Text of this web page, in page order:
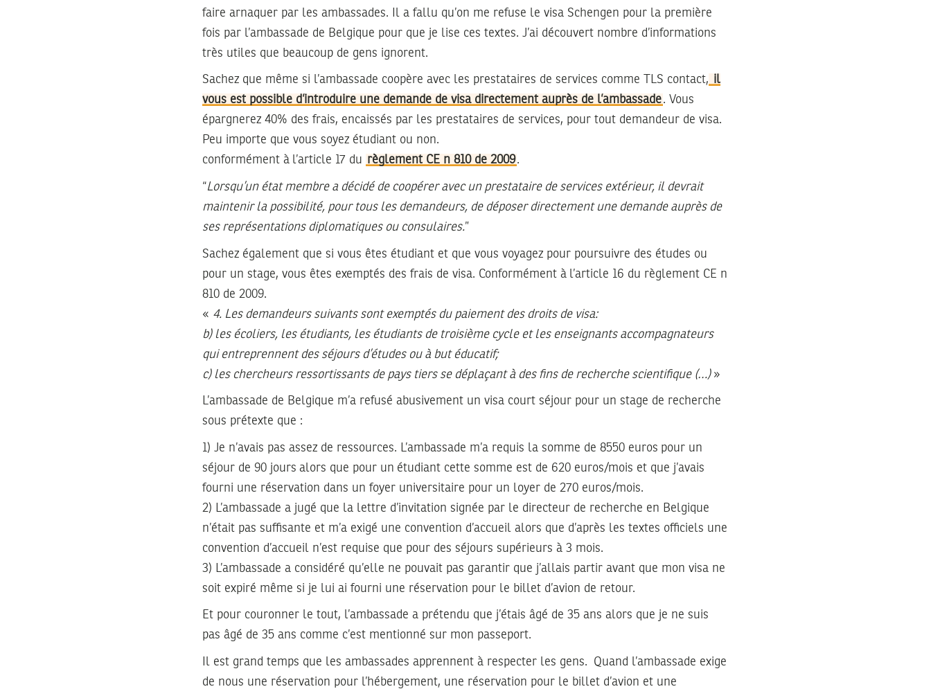
faire arnaquer par les ambassades. Il a fallu qu’on me refuse le visa Schengen pour la première
fois par l’ambassade de Belgique pour que je lise ces textes. J’ai découvert nombre d’informations
très utiles que beaucoup de gens ignorent.
Sachez que même si l’ambassade coopère avec les prestataires de services comme TLS contact, il
vous est possible d’introduire une demande de visa directement auprès de l’ambassade. Vous
épargnerez 40% des frais, encaissés par les prestataires de services, pour tout demandeur de visa.
Peu importe que vous soyez étudiant ou non.
conformément à l’article 17 du règlement CE n 810 de 2009.
“Lorsqu’un état membre a décidé de coopérer avec un prestataire de services extérieur, il devrait
maintenir la possibilité, pour tous les demandeurs, de déposer directement une demande auprès de
ses représentations diplomatiques ou consulaires.”
Sachez également que si vous êtes étudiant et que vous voyagez pour poursuivre des études ou
pour un stage, vous êtes exemptés des frais de visa. Conformément à l’article 16 du règlement CE n
810 de 2009.
« 4. Les demandeurs suivants sont exemptés du paiement des droits de visa:
b) les écoliers, les étudiants, les étudiants de troisième cycle et les enseignants accompagnateurs
qui entreprennent des séjours d’études ou à but éducatif;
c) les chercheurs ressortissants de pays tiers se déplaçant à des fins de recherche scientifique (…) »
L’ambassade de Belgique m’a refusé abusivement un visa court séjour pour un stage de recherche
sous prétexte que :
1) Je n’avais pas assez de ressources. L’ambassade m’a requis la somme de 8550 euros pour un
séjour de 90 jours alors que pour un étudiant cette somme est de 620 euros/mois et que j’avais
fourni une réservation dans un foyer universitaire pour un loyer de 270 euros/mois.
2) L’ambassade a jugé que la lettre d’invitation signée par le directeur de recherche en Belgique
n’était pas suffisante et m’a exigé une convention d’accueil alors que d’après les textes officiels une
convention d’accueil n’est requise que pour des séjours supérieurs à 3 mois.
3) L’ambassade a considéré qu’elle ne pouvait pas garantir que j’allais partir avant que mon visa ne
soit expiré même si je lui ai fourni une réservation pour le billet d’avion de retour.
Et pour couronner le tout, l’ambassade a prétendu que j’étais âgé de 35 ans alors que je ne suis
pas âgé de 35 ans comme c’est mentionné sur mon passeport.
Il est grand temps que les ambassades apprennent à respecter les gens. Quand l’ambassade exige
de nous une réservation pour l’hébergement, une réservation pour le billet d’avion et une